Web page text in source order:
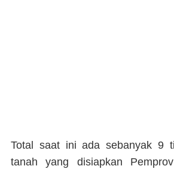
Total saat ini ada sebanyak 9
tanah yang disiapkan